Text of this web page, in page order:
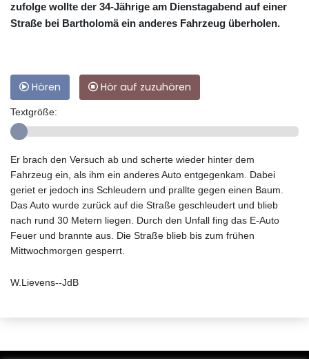
zufolge wollte der 34-Jährige am Dienstagabend auf einer
Straße bei Bartholomä ein anderes Fahrzeug überholen.
Hören Hör auf zuzuhören
Textgröße:
Er brach den Versuch ab und scherte wieder hinter dem
Fahrzeug ein, als ihm ein anderes Auto entgegenkam. Dabei
geriet er jedoch ins Schleudern und prallte gegen einen Baum.
Das Auto wurde zurück auf die Straße geschleudert und blieb
nach rund 30 Metern liegen. Durch den Unfall fing das E-Auto
Feuer und brannte aus. Die Straße blieb bis zum frühen
Mittwochmorgen gesperrt.
W.Lievens--JdB